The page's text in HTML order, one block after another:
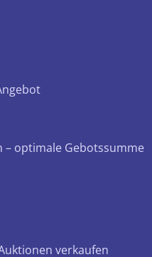
– optimale Gebotssumme
verkaufen